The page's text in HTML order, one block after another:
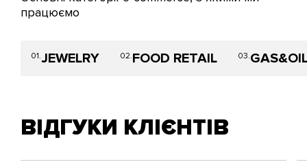
працюємо
01.JEWELRY 02.FOOD RETAIL 03.
ВІДГУКИ КЛІЄНТІВ